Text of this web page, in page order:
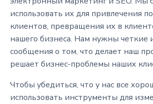
использовать их для привлечения
клиентов, превращения их в
нашего бизнеса. Нам нужны четкие
сообщения о том, что делает наш
решает бизнес-проблемы наших
Чтобы убедиться, что у нас все
использовать инструменты для